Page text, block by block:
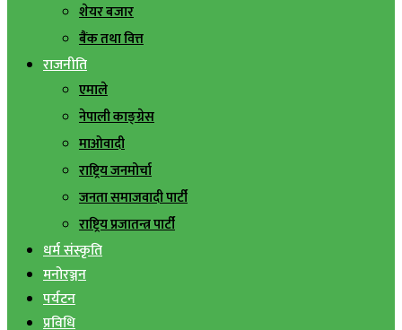
शेयर बजार
बैंक तथा वित्त
राजनीति
एमाले
नेपाली काङ्ग्रेस
माओवादी
राष्ट्रिय जनमोर्चा
जनता समाजवादी पार्टी
राष्ट्रिय प्रजातन्त्र पार्टी
धर्म संस्कृति
मनोरञ्जन
पर्यटन
प्रविधि